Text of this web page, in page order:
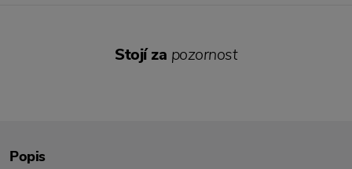
Popis
Stojí za pozornost